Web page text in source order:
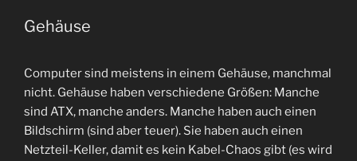
Gehäuse
Computer sind meistens in einem Gehäuse, manchmal
nicht. Gehäuse haben verschiedene Größen: Manche
sind ATX, manche anders. Manche haben auch einen
Bildschirm (sind aber teuer). Sie haben auch einen
Netzteil-Keller, damit es kein Kabel-Chaos gibt (es wird